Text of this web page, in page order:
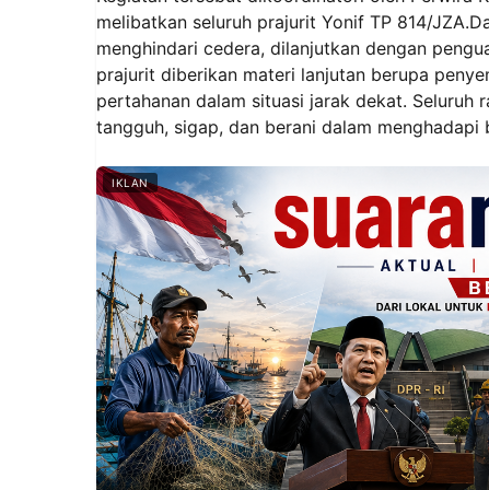
melibatkan seluruh prajurit Yonif TP 814/
menghindari cedera, dilanjutkan dengan
prajurit diberikan materi lanjutan berupa
pertahanan dalam situasi jarak dekat.
tangguh, sigap, dan berani dalam menghadapi
IKLAN